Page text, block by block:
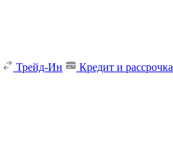
Трейд-Ин Кредит и рассрочка